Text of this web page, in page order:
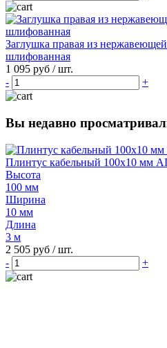
Заглушка правая из
шлифованная
1 095 руб / шт.
-
+
Вы недавно
Плинтус кабельный 100х10 мм
Высота
100 мм
Ширина
10 мм
Длина
3 м
2 505 руб / шт.
-
+